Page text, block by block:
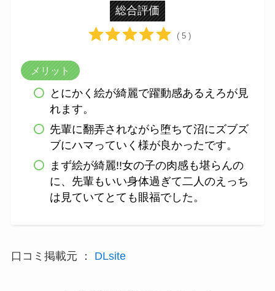
総合評価
( 5 )
メリット
とにかく絵が綺麗で躍動感あるえろが見
れます。
先輩に翻弄されながら堕ちて沼にズブズ
ブにハマっていく様が良かったです。
まず絵が綺麗!!女の子の肉感も堪らんの
に、先輩もいい身体過ぎて二人のえっち
は見ていてとても眼福でした。
口コミ掲載元 ： DLsite